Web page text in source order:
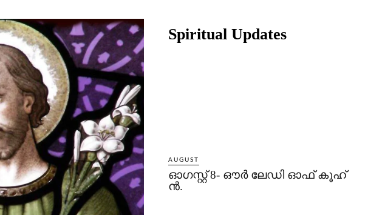
Spiritual Updates
AUGUST
ഓഗസ്റ്റ് 8- ഔര്‍ ലേഡി ഓഫ് കൂഹ്
ന്‍.